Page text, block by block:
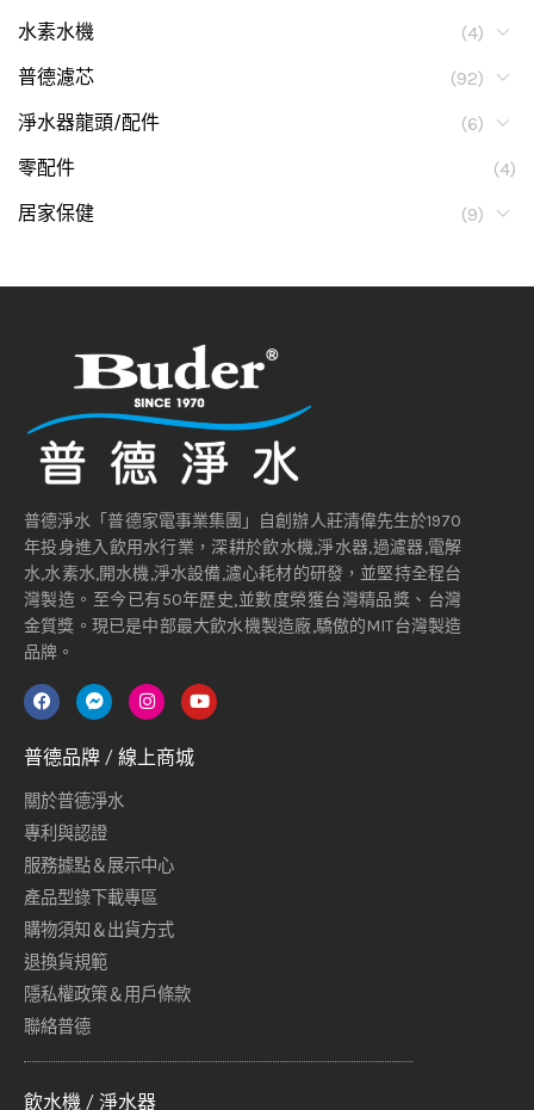
水素水機
(4)
普德濾芯
(92)
淨水器龍頭/配件
(6)
零配件
(4)
居家保健
(9)
普德淨水「普德家電事業集團」自創辦人莊清偉先生於1970
年投身進入飲用水行業，深耕於飲水機,淨水器,過濾器,電解
水,水素水,開水機,淨水設備,濾心耗材的研發，並堅持全程台
灣製造。至今已有50年歷史,並數度榮獲台灣精品獎、台灣
金質獎。現已是中部最大飲水機製造廠,驕傲的MIT台灣製造
品牌。
普德品牌 / 線上商城
關於普德淨水
專利與認證
服務據點＆展示中心
產品型錄下載專區
購物須知＆出貨方式
退換貨規範
隱私權政策＆用戶條款
聯絡普德
飲水機 / 淨水器